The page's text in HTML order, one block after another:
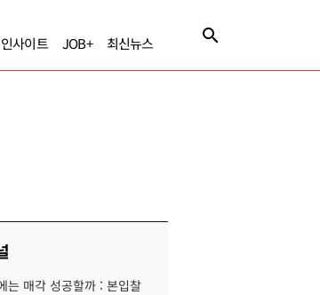
인사이트 JOB+ 최신뉴스
는 매각 성공할까 : 본입찰